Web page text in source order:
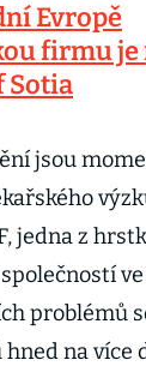
Evropě
firmu je
Sotia
jsou
jedna z
problémů
hned na více